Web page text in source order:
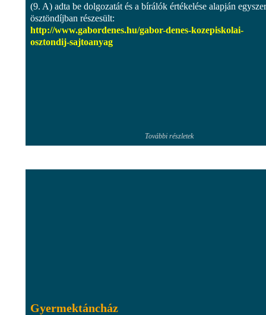
(9. A) adta be dolgozatát és a bírálók értékelése alapján
ösztöndíjban részesült:
http://www.gabordenes.hu/gabor-denes-kozepiskolai-
osztondij-sajtoanyag
További részletek
Gyermektáncház